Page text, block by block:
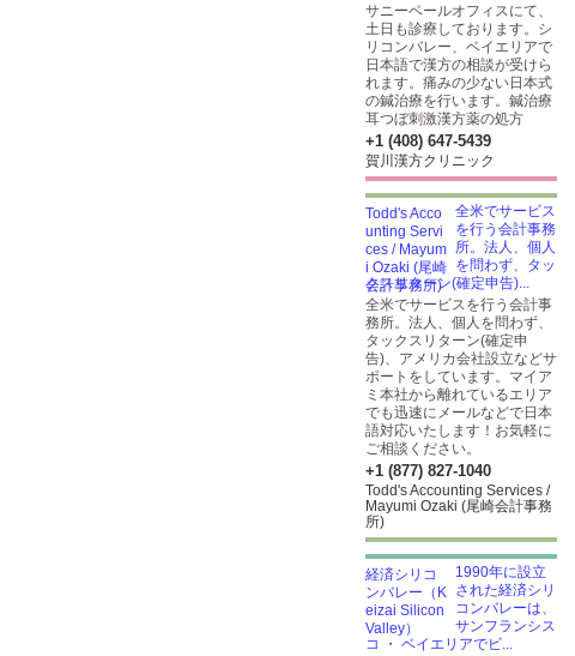
サニーベールオフィスにて、
土日も診療しております。シ
リコンバレー、ベイエリアで
日本語で漢方の相談が受けら
れます。痛みの少ない日本式
の鍼治療を行います。鍼治療
耳つぼ刺激漢方薬の処方
+1 (408) 647-5439
賀川漢方クリニック
全米でサービス
を行う会計事務
所。法人、個人
を問わず、タッ
クスリターン(確定申告)...
全米でサービスを行う会計事
務所。法人、個人を問わず、
タックスリターン(確定申
告)、アメリカ会社設立などサ
ポートをしています。マイア
ミ本社から離れているエリア
でも迅速にメールなどで日本
語対応いたします！お気軽に
ご相談ください。
+1 (877) 827-1040
Todd's Accounting Services /
Mayumi Ozaki (尾崎会計事務
所)
1990年に設立
された経済シリ
コンバレーは、
サンフランシス
コ ・ ベイエリアでビ...